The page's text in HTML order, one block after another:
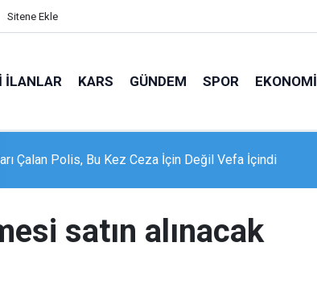
Sitene Ekle
İLANLAR KARS GÜNDEM SPOR EKONOMI
Çalan Polis, Bu Kez Ceza İçin Değil Vefa İçindi
satın alınacak